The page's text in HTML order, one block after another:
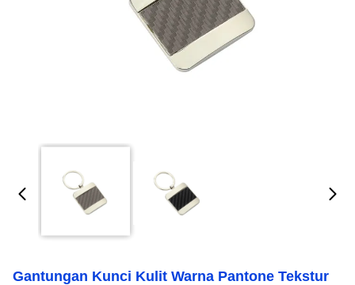
Gantungan Kunci Kulit Warna Pantone Tekstur